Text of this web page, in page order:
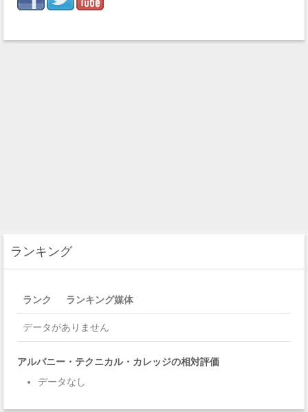
ランキング
ランク ランキング媒体
データがありません
アルバニー・テクニカル・カレッジの相対評価
データなし